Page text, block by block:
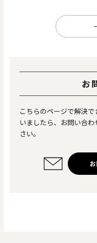
お
こちらのページで解決
いましたら、お問い合
さい。